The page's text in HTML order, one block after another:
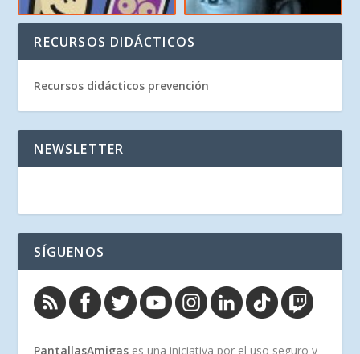
RECURSOS DIDÁCTICOS
Recursos didácticos prevención
NEWSLETTER
SÍGUENOS
PantallasAmigas es una iniciativa por el uso seguro y